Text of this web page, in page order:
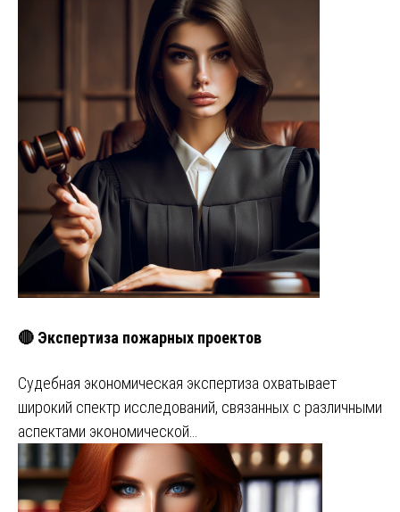
🔴 Экспертиза пожарных проектов
Судебная экономическая экспертиза охватывает
широкий спектр исследований, связанных с различными
аспектами экономической…